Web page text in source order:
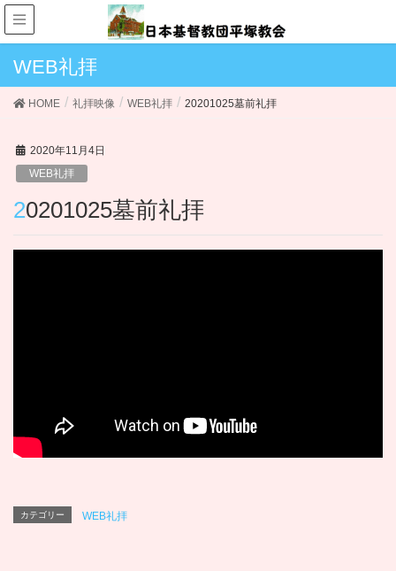
WEB礼拝
HOME 礼拝映像 WEB礼拝 20201025墓前礼拝
2020年11月4日
WEB礼拝
20201025墓前礼拝
カテゴリー WEB礼拝